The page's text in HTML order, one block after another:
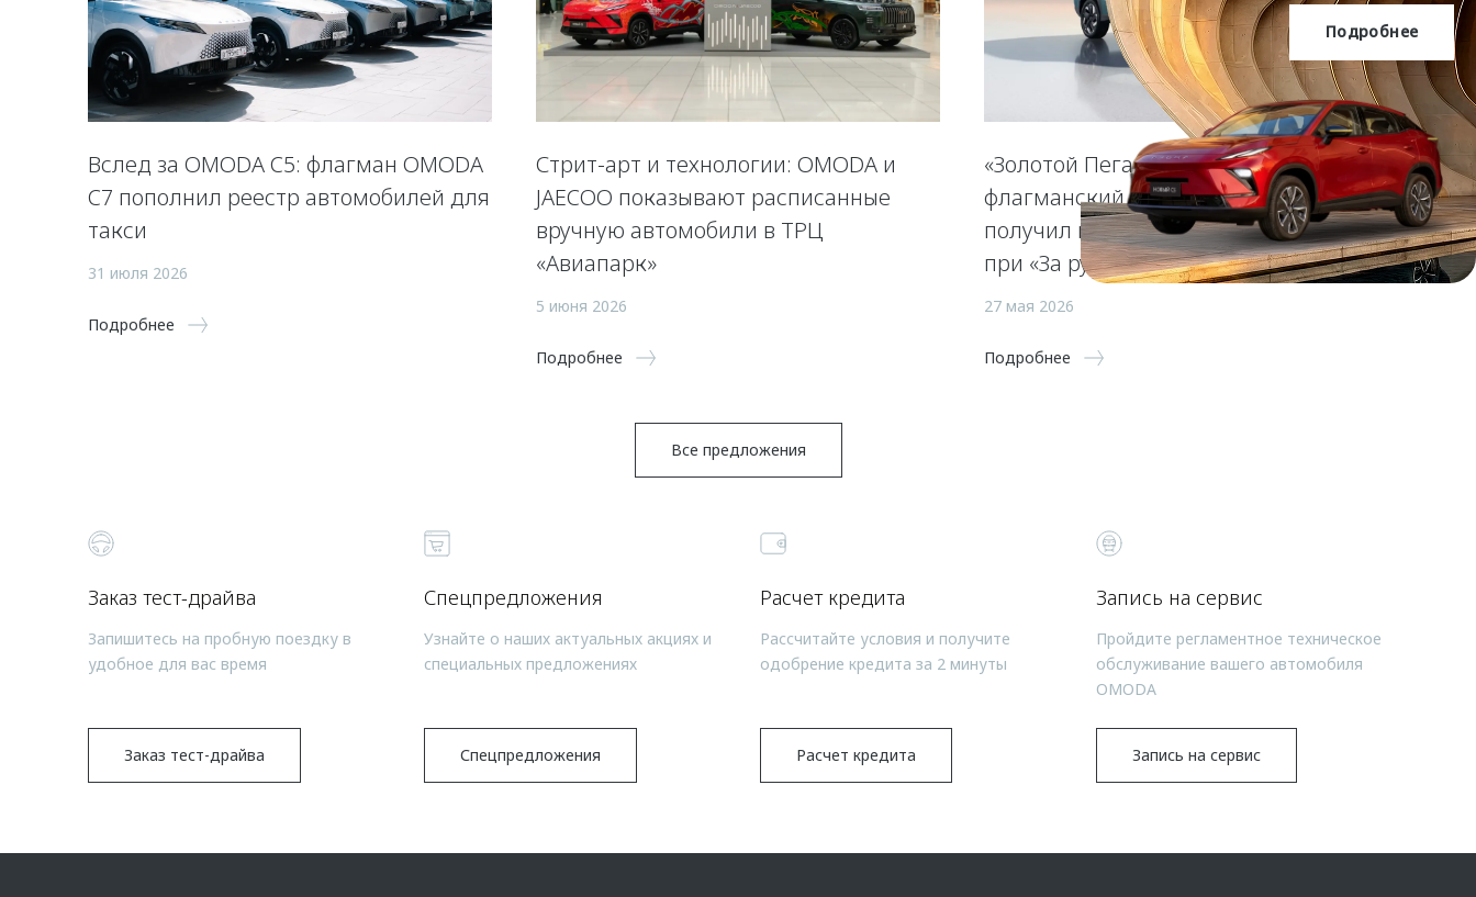
OMODA C5
Подробнее
Вслед за OMODA C5: флагман OMODA
C7 пополнил реестр автомобилей для
такси
31 июля 2026
Подробнее
Стрит-арт и технологии: OMODA и
JAECOO показывают расписанные
вручную автомобили в ТРЦ
«Авиапарк»
5 июня 2026
Подробнее
«Золотой Пегас» за смелый дизайн:
флагманский кроссовер OMODA C7
получил престижную награду Гран-
при «За рулем»
27 мая 2026
Подробнее
Все предложения
Заказ тест-драйва
Запишитесь на пробную поездку в
удобное для вас время
Заказ тест-драйва
Спецпредложения
Узнайте о наших актуальных акциях и
специальных предложениях
Спецпредложения
Расчет кредита
Рассчитайте условия и получите
одобрение кредита за 2 минуты
Расчет кредита
Запись на сервис
Пройдите регламентное техническое
обслуживание вашего автомобиля
OMODA
Запись на сервис